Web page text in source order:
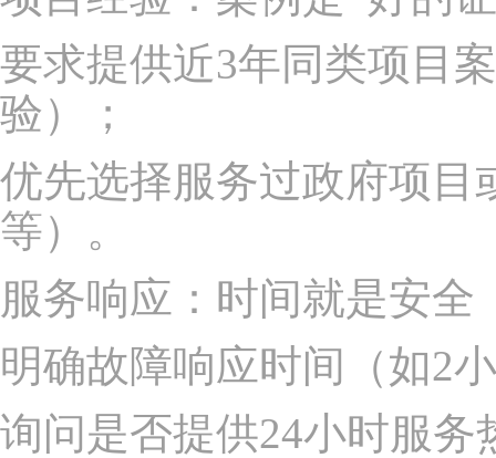
要求提供近3年同类项目
验）；
优先选择服务过政府项目
等）。
服务响应：时间就是安全
明确故障响应时间（如2
询问是否提供24小时服